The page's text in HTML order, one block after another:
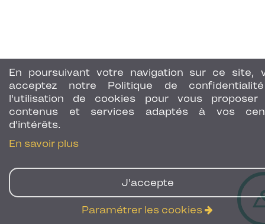
En poursuivant votre navigation sur ce site,
acceptez notre Politique de
l'utilisation de cookies pour vous proposer
contenus et services adaptés à vos
d'intérêts.
En savoir plus
J'accepte
Paramétrer les cookies